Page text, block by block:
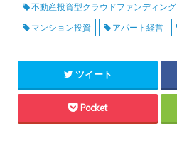
不動産投資型クラウドファンディング
マンション投資
アパート経営
ツイート
Pocket